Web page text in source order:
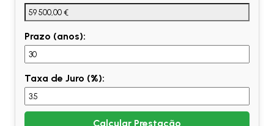
Prazo (anos):
Taxa de Juro (%):
Calcular Prestação